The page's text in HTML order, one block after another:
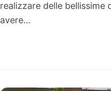
realizzare delle
avere…